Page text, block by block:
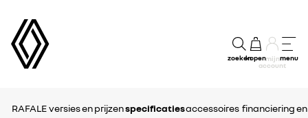
zoekenkopenmijn
account
menu
RAFALE versies en prijzenspecificatiesaccessoires financiering